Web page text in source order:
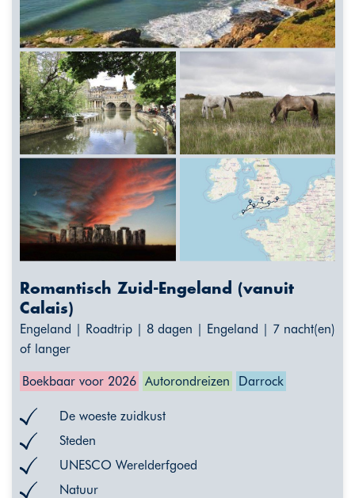
Romantisch Zuid-Engeland (vanuit
Calais)
Engeland | Roadtrip | 8 dagen | Engeland | 7 nacht(en)
of langer
Boekbaar voor 2026 Autorondreizen Darrock
De woeste zuidkust
Steden
UNESCO Werelderfgoed
Natuur